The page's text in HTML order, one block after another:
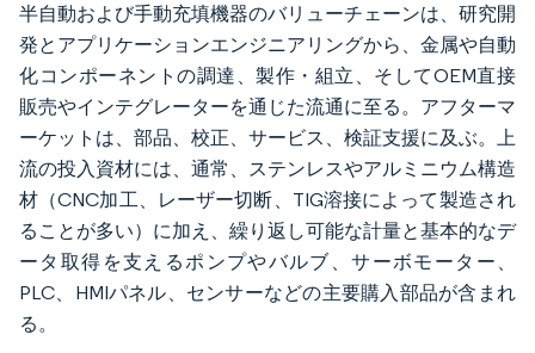
半自動および手動充填機器のバリューチェーンは、研究開
発とアプリケーションエンジニアリングから、金属や自動
化コンポーネントの調達、製作・組立、そしてOEM直接
販売やインテグレーターを通じた流通に至る。アフターマ
ーケットは、部品、校正、サービス、検証支援に及ぶ。上
流の投入資材には、通常、ステンレスやアルミニウム構造
材（CNC加工、レーザー切断、TIG溶接によって製造され
ることが多い）に加え、繰り返し可能な計量と基本的なデ
ータ取得を支えるポンプやバルブ、サーボモーター、
PLC、HMIパネル、センサーなどの主要購入部品が含まれ
る。